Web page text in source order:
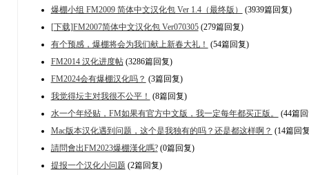
爆棚小组 FM2009 简体中文汉化包 Ver 1.4（最终版）
(3939篇回复)
[下载]FM2007简体中文汉化包 Ver070305(279篇回复)
有个预感，爆棚将会为我们献上新春大礼！ (54篇回复)
FM2014 汉化进度帖(3286篇回复)
FM2024会有爆棚汉化吗？ (3篇回复)
我觉得坛主对我很不公平！ (8篇回复)
水一个年经贴，FM如果有官方中文版，我一定每年都买正版。
(44篇
Mac版本汉化遇到问题，这个是我独有的吗？还是都这样啊？ (14篇回
請問會出FM2023爆棚漢化嗎?(0篇回复)
提报一个汉化小问题 (2篇回复)